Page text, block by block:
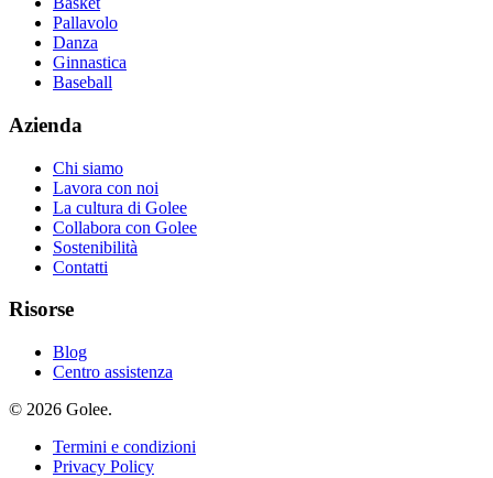
Pallavolo
Danza
Ginnastica
Baseball
Azienda
Chi siamo
Lavora con noi
La cultura di Golee
Collabora con Golee
Sostenibilità
Contatti
Risorse
Blog
Centro assistenza
© 2026 Golee.
Termini e condizioni
Privacy Policy